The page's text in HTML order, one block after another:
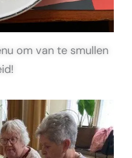
om van te smullen